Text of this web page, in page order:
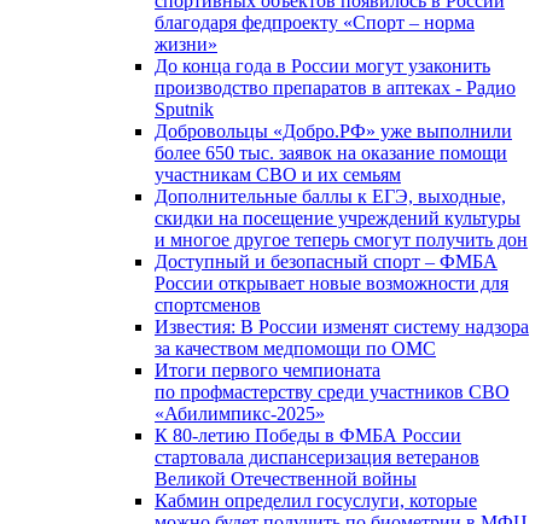
благодаря федпроекту «Спорт – норма
жизни»
До конца года в России могут узаконить
производство препаратов в аптеках - Радио
Sputnik
Добровольцы «Добро.РФ» уже выполнили
более 650 тыс. заявок на оказание помощи
участникам СВО и их семьям
Дополнительные баллы к ЕГЭ, выходные,
скидки на посещение учреждений культуры
и многое другое теперь смогут получить дон
Доступный и безопасный спорт – ФМБА
России открывает новые возможности для
спортсменов
Известия: В России изменят систему надзора
за качеством медпомощи по ОМС
Итоги первого чемпионата
по профмастерству среди участников СВО
«Абилимпикс-2025»
К 80-летию Победы в ФМБА России
стартовала диспансеризация ветеранов
Великой Отечественной войны
Кабмин определил госуслуги, которые